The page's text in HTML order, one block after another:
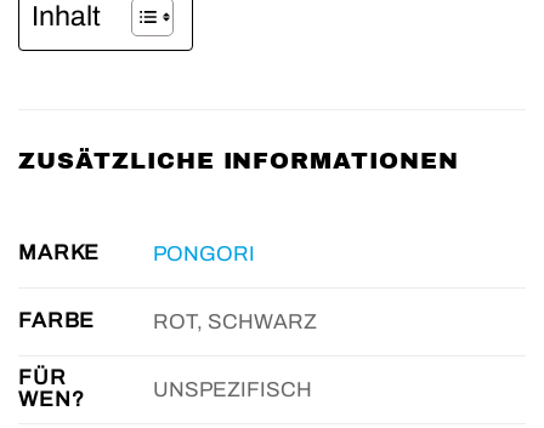
Inhalt
ZUSÄTZLICHE INFORMATIONEN
MARKE PONGORI
FARBE ROT, SCHWARZ
FÜR
WEN?
UNSPEZIFISCH